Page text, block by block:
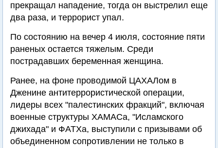
прекращал нападение, тогда он выстрелил еще
два раза, и террорист упал.
По состоянию на вечер 4 июля, состояние пяти
раненых остается тяжелым. Среди
пострадавших беременная женщина.
Ранее, на фоне проводимой ЦАХАЛом в
Дженине антитеррористической операции,
лидеры всех "палестинских фракций", включая
военные структуры ХАМАСа, "Исламского
джихада" и ФАТХа, выступили с призывами об
объединенном сопротивлении не только в